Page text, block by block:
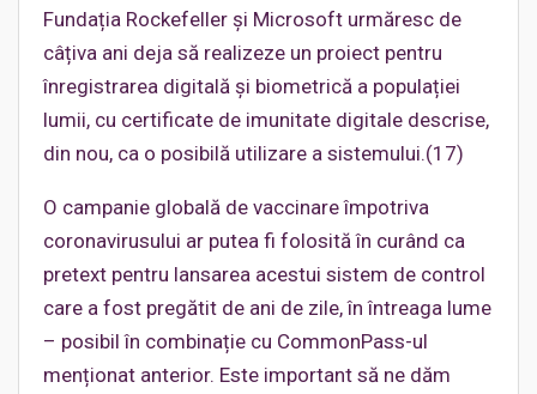
Fundația Rockefeller și Microsoft urmăresc de
câțiva ani deja să realizeze un proiect pentru
înregistrarea digitală și biometrică a populației
lumii, cu certificate de imunitate digitale descrise,
din nou, ca o posibilă utilizare a sistemului.(17)
O campanie globală de vaccinare împotriva
coronavirusului ar putea fi folosită în curând ca
pretext pentru lansarea acestui sistem de control
care a fost pregătit de ani de zile, în întreaga lume
– posibil în combinație cu CommonPass-ul
menționat anterior. Este important să ne dăm